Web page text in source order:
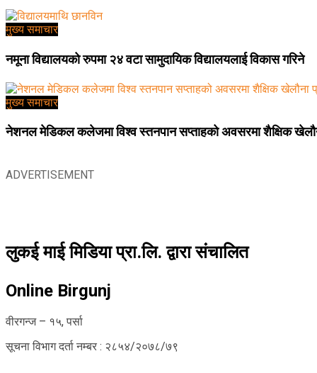
मुख्य समाचार
नमूना विद्यालयको रुपमा २४ वटा सामुदायिक विद्यालयलाई विकास गरिने
मुख्य समाचार
नेशनल मेडिकल कलेजमा विश्व स्तनपान सप्ताहको अवसरमा शैक्षिक
ADVERTISEMENT
लुकई माई मिडिया प्रा.लि. द्वारा संचालित
Online Birgunj
वीरगन्ज – १५, पर्सा
सूचना विभाग दर्ता नम्बर : २८५४/२०७८/७९